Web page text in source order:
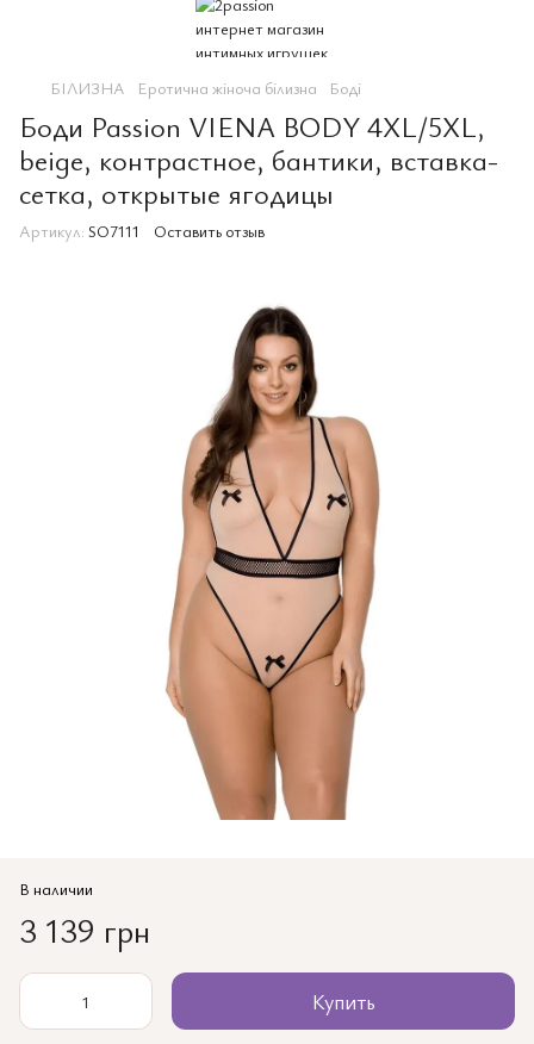
БІЛИЗНА Еротична жіноча білизна Боді
Боди Passion VIENA BODY 4XL/5XL,
beige, контрастное, бантики, вставка-
сетка, открытые ягодицы
Артикул: SO7111 Оставить отзыв
В наличии
3 139 грн
Купить